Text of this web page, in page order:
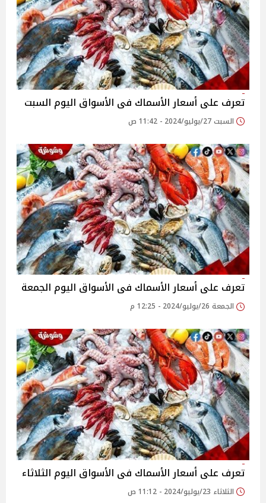
تعرف على أسعار الأسماك فى الأسواق اليوم السبت
السبت 27/يوليو/2024 - 11:42 ص
تعرف على أسعار الأسماك فى الأسواق اليوم الجمعة
الجمعة 26/يوليو/2024 - 12:25 م
تعرف على أسعار الأسماك فى الأسواق اليوم الثلاثاء
الثلاثاء 23/يوليو/2024 - 11:12 ص